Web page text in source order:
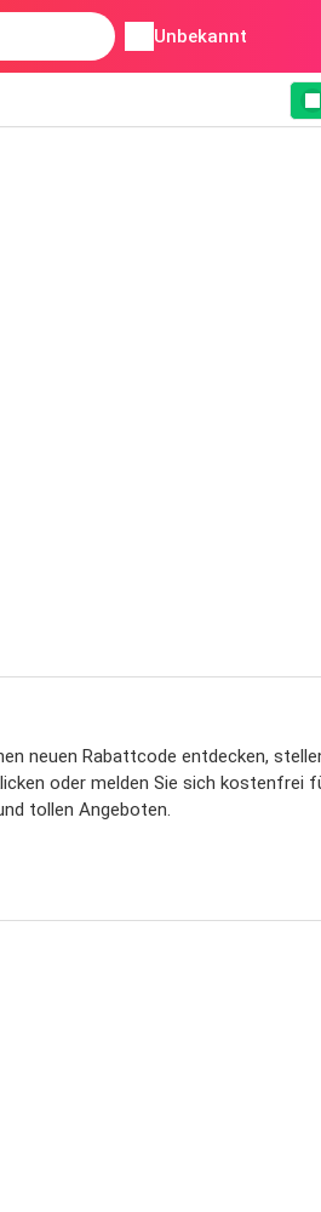
Unbekannt
neuen Rabattcode entdecken,
oder melden Sie sich kostenfrei
tollen Angeboten.